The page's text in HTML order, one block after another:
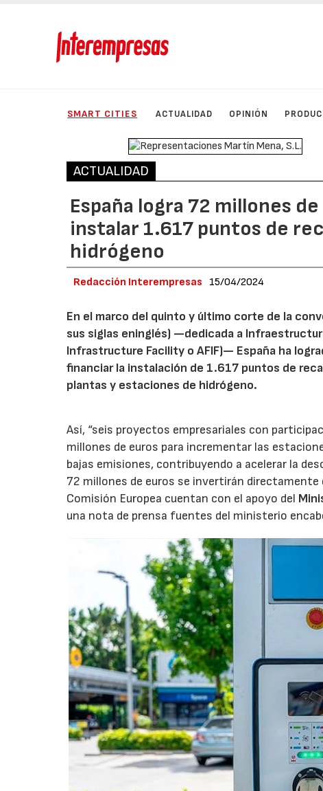
SMART CITIES ACTUALIDAD OPINIÓN
ACTUALIDAD
España logra 72 millones
instalar 1.617 puntos de
hidrógeno
Redacción Interempresas 15/04/2024
En el marco del quinto y último corte de la
sus siglas eninglés) —dedicada a
Infrastructure Facility o AFIF)— España ha
financiar la instalación de 1.617 puntos de
plantas y estaciones de hidrógeno.
Así, “seis proyectos empresariales con
millones de euros para incrementar las
bajas emisiones, contribuyendo a acelerar la
72 millones de euros se invertirán
Comisión Europea cuentan con el apoyo del
una nota de prensa fuentes del ministerio